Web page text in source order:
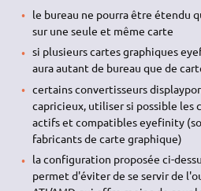
le bureau ne pourra être étendu
sur une seule et même carte
si plusieurs cartes graphiques
aura autant de bureau que de
certains convertisseurs
capricieux, utiliser si possible les
actifs et compatibles eyefinity
fabricants de carte graphique)
la configuration proposée ci-
permet d'éviter de se servir de